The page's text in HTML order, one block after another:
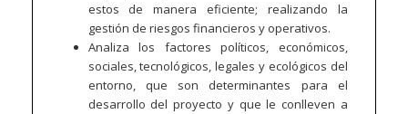
estos de manera eficiente; realizando la
gestión de riesgos financieros y operativos.
Analiza los factores políticos, económicos,
sociales, tecnológicos, legales y ecológicos del
entorno, que son determinantes para el
desarrollo del proyecto y que le conlleven a